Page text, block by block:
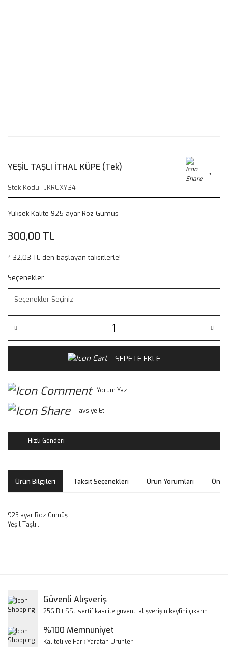
YEŞİL TAŞLI İTHAL KÜPE (Tek)
Stok Kodu JKRUXY34
Yüksek Kalite 925 ayar Roz Gümüş
300,00 TL
* 32,03 TL den başlayan taksitlerle!
Seçenekler
SEPETE EKLE
Yorum Yaz
Tavsiye Et
Hızlı Gönderi
Ürün Bilgileri Taksit Seçenekleri Ürün Yorumları
925 ayar Roz Gümüş ,
Yeşil Taşlı .
Yorum Yaz
Ürün resmi kalitesiz, bozuk veya görüntülenemiyor.
Ürün bilgilerinde hatalar bulunuyor.
Güvenli Alışveriş
256 Bit SSL sertifikası ile güvenli alışverişin keyfini çıkarın.
%100 Memnuniyet
Kaliteli ve Fark Yaratan Ürünler